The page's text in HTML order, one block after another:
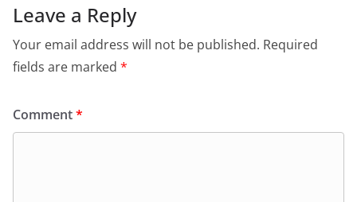
Leave a Reply
Your email address will not be published. Required
fields are marked *
Comment*